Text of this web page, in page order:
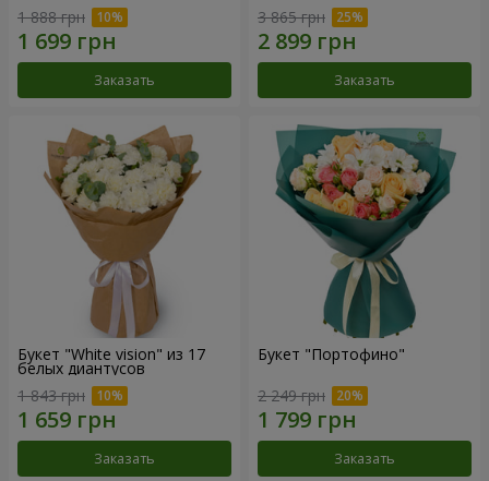
1 888 грн
Заказать
3 865 грн
Заказать
Букет "White vision" из 17
белых диантусов
1 843 грн
Заказать
Букет "Портофино"
2 249 грн
Заказать